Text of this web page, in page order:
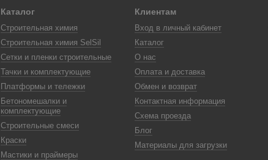
Каталог
Строительная химия
Строительная химия SelSil
Сетки и пленки строительные
Тачки и комплектующие
Платформы и тележки
Бетономешалки и
комплектующие
Строительные смеси
Краски
Мастики и праймеры
Клиентам
Вход в личный кабинет
Каталог
О нас
Оплата и доставка
Обмен и возврат
Контактная информация
Схема проезда
Блог
Материалы для загрузки